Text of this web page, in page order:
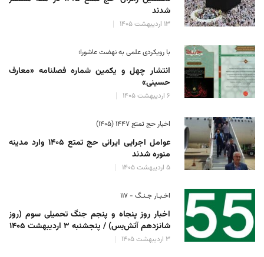
شدند
۱۳ اردیبهشت ۱۴۰۵
با رویکردی علمی به نهضت عاشورا؛
انتشار چهل و یکمین شماره فصلنامه «معارف
حسینی»
۶ اردیبهشت ۱۴۰۵
اخبار حج تمتع ۱۴۴۷ (۱۴۰۵)
عوامل اجرایی ایرانی حج تمتع ۱۴۰۵ وارد مدینه
منوره ‌شدند
۵ اردیبهشت ۱۴۰۵
اخـبـار جـنـگ - ۱۱۷
اخبار روز پنجاه و پنجم جنگ تحمیلی سوم (روز
شانزدهم آتش‌بس) / پنجشنبه ۳ اردیبهشت ۱۴۰۵
۳ اردیبهشت ۱۴۰۵